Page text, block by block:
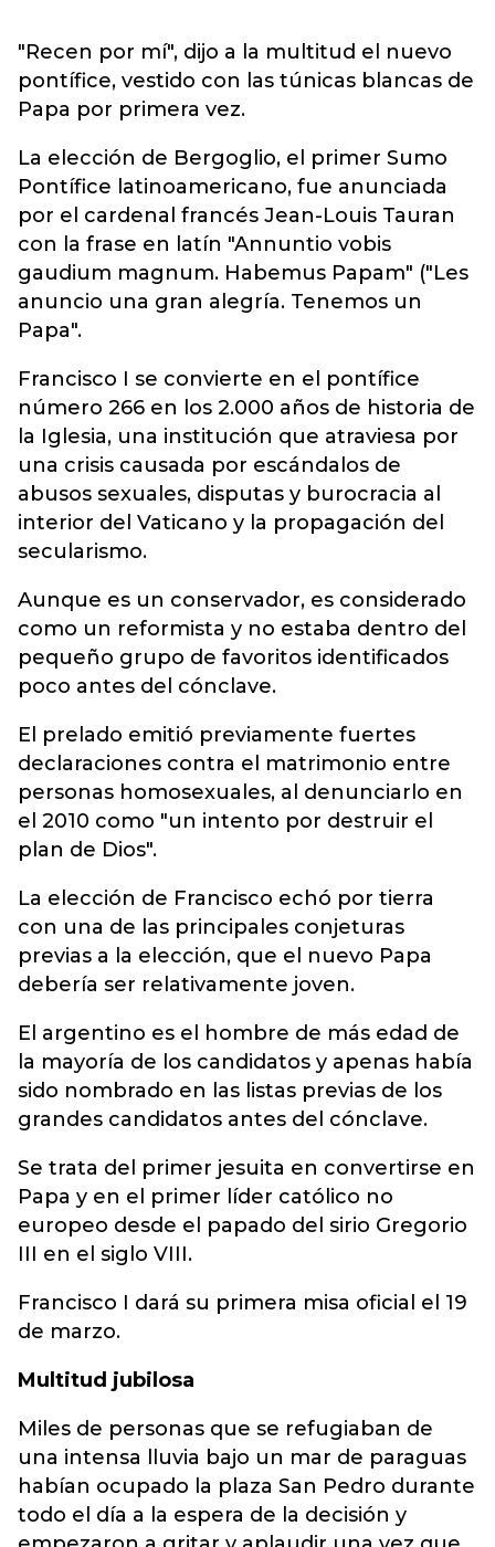
"Recen por mí", dijo a la multitud el nuevo
pontífice, vestido con las túnicas blancas de
Papa por primera vez.
La elección de Bergoglio, el primer Sumo
Pontífice latinoamericano, fue anunciada
por el cardenal francés Jean-Louis Tauran
con la frase en latín "Annuntio vobis
gaudium magnum. Habemus Papam" ("Les
anuncio una gran alegría. Tenemos un
Papa".
Francisco I se convierte en el pontífice
número 266 en los 2.000 años de historia de
la Iglesia, una institución que atraviesa por
una crisis causada por escándalos de
abusos sexuales, disputas y burocracia al
interior del Vaticano y la propagación del
secularismo.
Aunque es un conservador, es considerado
como un reformista y no estaba dentro del
pequeño grupo de favoritos identificados
poco antes del cónclave.
El prelado emitió previamente fuertes
declaraciones contra el matrimonio entre
personas homosexuales, al denunciarlo en
el 2010 como "un intento por destruir el
plan de Dios".
La elección de Francisco echó por tierra
con una de las principales conjeturas
previas a la elección, que el nuevo Papa
debería ser relativamente joven.
El argentino es el hombre de más edad de
la mayoría de los candidatos y apenas había
sido nombrado en las listas previas de los
grandes candidatos antes del cónclave.
Se trata del primer jesuita en convertirse en
Papa y en el primer líder católico no
europeo desde el papado del sirio Gregorio
III en el siglo VIII.
Francisco I dará su primera misa oficial el 19
de marzo.
Multitud jubilosa
Miles de personas que se refugiaban de
una intensa lluvia bajo un mar de paraguas
habían ocupado la plaza San Pedro durante
todo el día a la espera de la decisión y